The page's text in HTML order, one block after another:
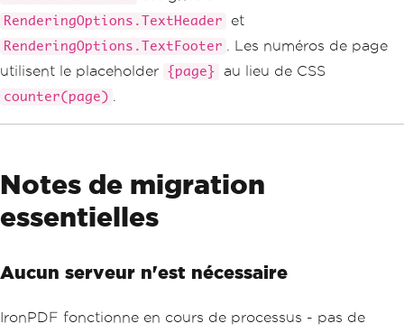
RenderingOptions.TextHeader et
RenderingOptions.TextFooter
. Les numéros de page
utilisent le placeholder
{page} au lieu de CSS
counter(page)
Notes de migration
essentielles
Aucun serveur n'est nécessaire
IronPDF fonctionne en cours de processus - pas de